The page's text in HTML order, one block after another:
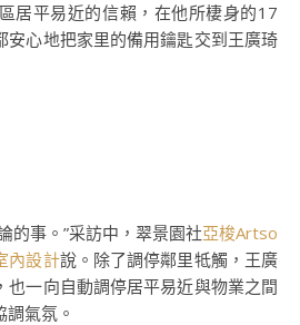
居平易近的信賴，在他所棲身的17
安心地把家里的備用鑰匙交到王廣琦
的事。”采訪中，翠景園社亞梭Artso
內設計說。除了調停鄰里牴觸，王廣
也一向自動調停居平易近與物業之間
氣氛。